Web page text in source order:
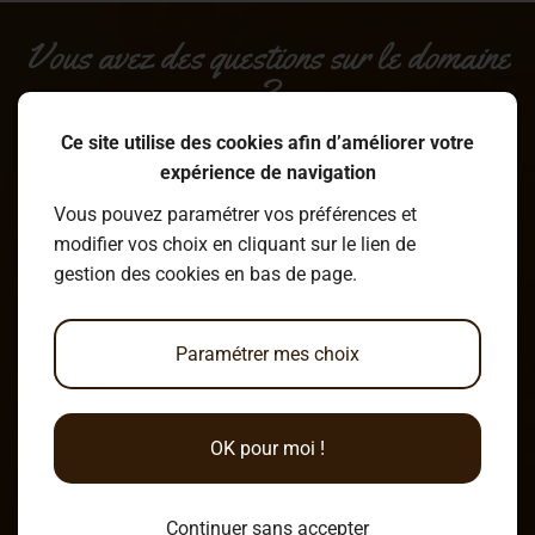
Vous avez des questions sur le domaine
?
Écrire un message
Venir au Clos du Marais !
6 Chemin du Marais
49120 Chemillé-en-Anjou
Ce site utilise des cookies afin d’améliorer votre
expérience de navigation
Vous pouvez paramétrer vos préférences et
modifier vos choix en cliquant sur le lien de
gestion des cookies en bas de page.
Paramétrer mes choix
OK pour moi !
Continuer sans accepter